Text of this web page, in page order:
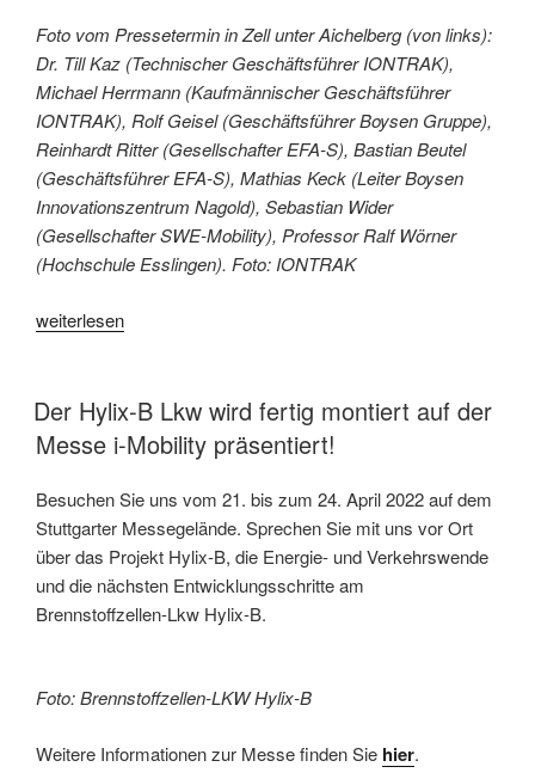
Foto vom Pressetermin in Zell unter Aichelberg (von links):
Dr. Till Kaz (Technischer Geschäftsführer IONTRAK),
Michael Herrmann (Kaufmännischer Geschäftsführer
IONTRAK), Rolf Geisel (Geschäftsführer Boysen Gruppe),
Reinhardt Ritter (Gesellschafter EFA-S), Bastian Beutel
(Geschäftsführer EFA-S), Mathias Keck (Leiter Boysen
Innovationszentrum Nagold), Sebastian Wider
(Gesellschafter SWE-Mobility), Professor Ralf Wörner
(Hochschule Esslingen). Foto: IONTRAK
„Förderprojekt
mündet
in
Firmengründung“
weiterlesen
Der Hylix-B Lkw wird fertig montiert auf der
Messe i-Mobility präsentiert!
Besuchen Sie uns vom 21. bis zum 24. April 2022 auf dem
Stuttgarter Messegelände. Sprechen Sie mit uns vor Ort
über das Projekt Hylix-B, die Energie- und Verkehrswende
und die nächsten Entwicklungsschritte am
Brennstoffzellen-Lkw Hylix-B.
Foto: Brennstoffzellen-LKW Hylix-B
Weitere Informationen zur Messe finden Sie hier.